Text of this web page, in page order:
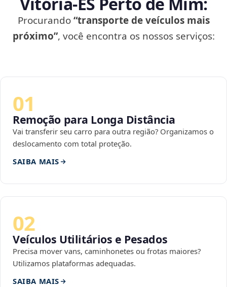
Procurando“transporte de veículos mais
próximo”, você encontra os nossos serviços:
01
Remoção para Longa Distância
Vai transferir seu carro para outra região? Organizamos o
deslocamento com total proteção.
SAIBA MAIS
02
Veículos Utilitários e Pesados
Precisa mover vans, caminhonetes ou frotas maiores?
Utilizamos plataformas adequadas.
SAIBA MAIS